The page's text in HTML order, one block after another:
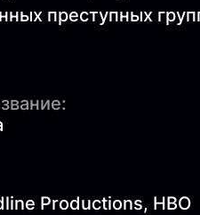
преступных
Productions, HBO